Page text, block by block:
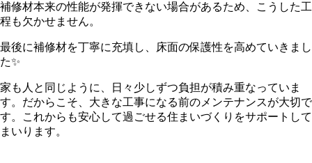
補修材本来の性能が発揮できない場合があるため、こうした工
程も欠かせません。
最後に補修材を丁寧に充填し、床面の保護性を高めていきまし
た✨
家も人と同じように、日々少しずつ負担が積み重なっていま
す。だからこそ、大きな工事になる前のメンテナンスが大切で
す。これからも安心して過ごせる住まいづくりをサポートして
まいります。